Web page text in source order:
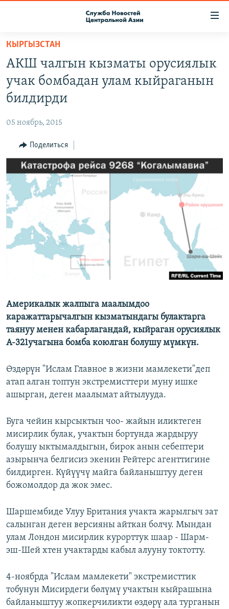
Вернуться
основному
содержанию
Вернутся
главной
навигации
Вернутся
поиску
ПОДПИСКА
КОНТАКТЫ
НАСТОЯЩЕЕ ВРЕМЯ
МИГРАНТ МЕДИА
КЫРГЫЗСТАН
АКШ чалгын кызматы орусиялык
учак бомбадан улам кыйраганын
билдирди
05 ноябрь, 2015
Поделиться
Америкалык жалпыга маалымдоо
каражаттарычалгын кызматындагы булактарга
таянуу менен кабарлагандай, кыйраган орусиялык
А-321учагына бомба коюлган болушу мүмкүн.
Өздөрүн "Ислам Главное в жизни мамлекети"деп
атап алган топтун экстремисттери муну ишке
ашырган, деген маалымат айтылууда.
Буга чейин кырсыктын чоо- жайын иликтеген
мисирлик булак, учактын бортунда жардыруу
болушу ыктымалдыгын, бирок анын себептери
азырынча белгисиз экенин Рейтерс агенттигине
билдирген. Күйүүчү майга байланыштуу деген
божомолдор да жок эмес.
Шаршембиде Улуу Британия учакта жарылгыч зат
салынган деген версияны айткан болчу. Мындан
улам Лондон мисирлик курорттук шаар - Шарм-
эш-Шей хтен учактарды кабыл алууну токтотту.
4-ноябрда "Ислам мамлекети" экстремисттик
тобунун Мисирдеги бөлүмү учактын кыйрашына
байланыштуу жопкерчиликти өздөрү ала турганын